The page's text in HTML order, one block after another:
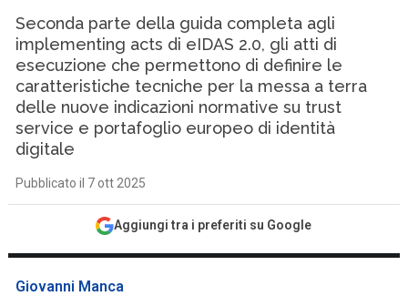
Seconda parte della guida completa agli
implementing acts di eIDAS 2.0, gli atti di
esecuzione che permettono di definire le
caratteristiche tecniche per la messa a terra
delle nuove indicazioni normative su trust
service e portafoglio europeo di identità
digitale
Pubblicato il 7 ott 2025
Aggiungi tra i preferiti su Google
Giovanni Manca